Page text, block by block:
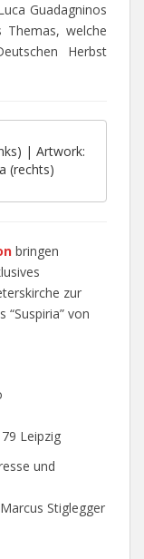
Guadagninos
Themas, welche
Herbst
| Artwork:
(rechts)
bringen
zur
von
Leipzig
und
Stiglegger